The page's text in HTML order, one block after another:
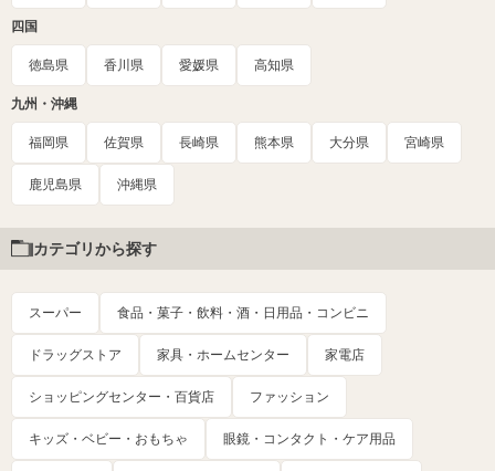
四国
徳島県 香川県 愛媛県 高知県
九州・沖縄
福岡県 佐賀県 長崎県 熊本県 大分県 宮崎県
鹿児島県 沖縄県
カテゴリから探す
スーパー 食品・菓子・飲料・酒・日用品・コンビニ
ドラッグストア 家具・ホームセンター 家電店
ショッピングセンター・百貨店 ファッション
キッズ・ベビー・おもちゃ 眼鏡・コンタクト・ケア用品